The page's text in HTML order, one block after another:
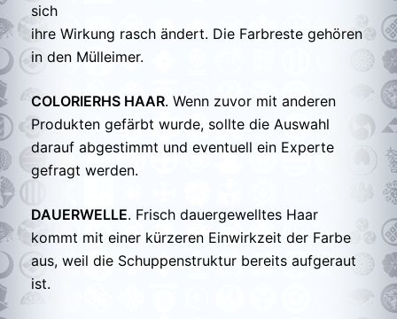
sich
ihre Wirkung rasch ändert. Die Farbreste gehören
in den Mülleimer.
COLORIERHS HAAR. Wenn zuvor mit anderen
Produkten gefärbt wurde, sollte die Auswahl
darauf abgestimmt und eventuell ein Experte
gefragt werden.
DAUERWELLE. Frisch dauergewelltes Haar
kommt mit einer kürzeren Einwirkzeit der Farbe
aus, weil die Schuppenstruktur bereits aufgeraut
ist.